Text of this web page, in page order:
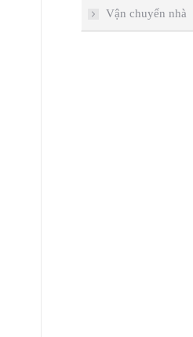
Vận chuyển nhà